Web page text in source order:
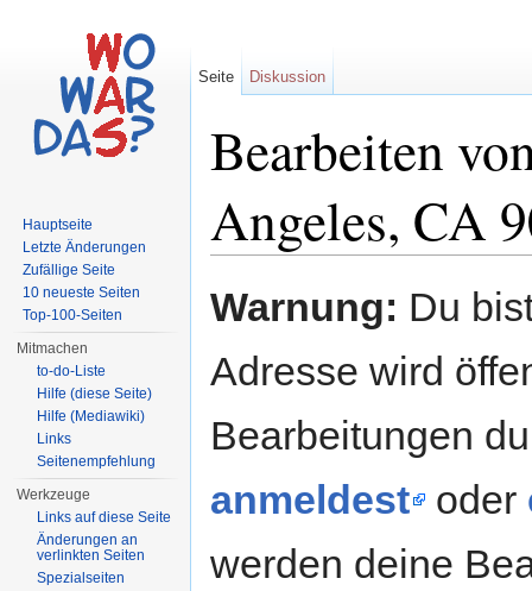
Bearbeiten
Angeles, CA
Warnung: Du
Adresse wird
Bearbeitungen
anmeldest
oder
werden deine
Seite Diskussion
Hauptseite
Letzte Änderungen
Zufällige Seite
10 neueste Seiten
Top-100-Seiten
Mitmachen
to-do-Liste
Hilfe (diese Seite)
Hilfe (Mediawiki)
Links
Seitenempfehlung
Werkzeuge
Links auf diese Seite
Änderungen an
verlinkten Seiten
Spezialseiten